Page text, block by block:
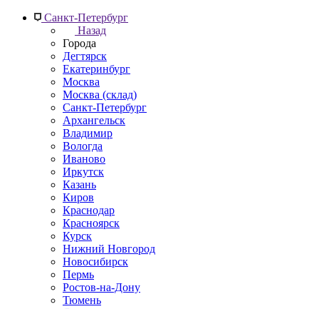
Санкт-Петербург
Назад
Города
Дегтярск
Екатеринбург
Москва
Москва (склад)
Санкт-Петербург
Архангельск
Владимир
Вологда
Иваново
Иркутск
Казань
Киров
Краснодар
Красноярск
Курск
Нижний Новгород
Новосибирск
Пермь
Ростов-на-Дону
Тюмень